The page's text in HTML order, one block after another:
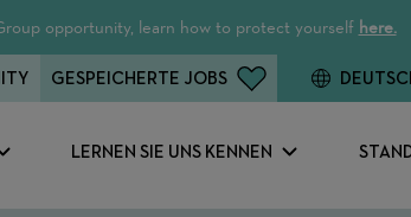
opportunity, learn how to protect yourself here.
LERNEN SIE UNS KENNEN
GESPEICHERTE JOBS